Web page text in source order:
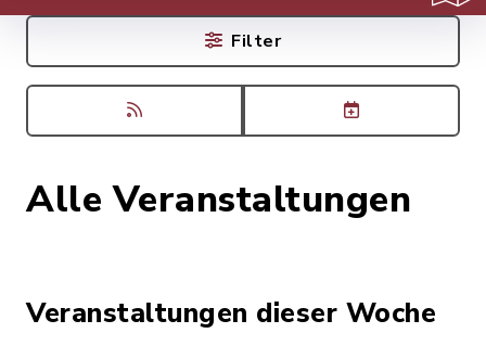
Alle Veranstaltungen
Veranstaltungen dieser Woche
Filter